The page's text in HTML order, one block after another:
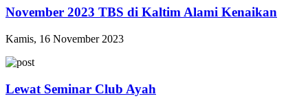
November 2023 TBS di Kaltim Alami Kenaikan
Kamis, 16 November 2023
Lewat Seminar Club Ayah